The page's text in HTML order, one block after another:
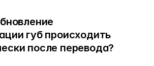
губ происходить
после перевода?